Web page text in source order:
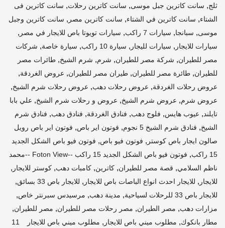
ثلج, سانت كاترين جبل موسى, سانت كاترين رحلات, سانت كاترين فى
الشتاء, سانت كاترين في الشتاء, سانت كاترين مصر , سانت كاترين وجبل
موسى, سبانجا, سيارات 7 راكب , سيارات تويوتا باص للايجار في مصر ,
سيارات للايجار , سيارات لليجار , سيارة 10 راكب , سيارة خاصة, شركات
مصر للطيران, شركة مصر للطيران, شرم, شرم الشيخ, طائرات مصر
للطيران, طائرة مصر للطيران, طيران مصر للطيران, عروض الغردقة,
عروض رحلات الغردقة, عروض رحلات دهب, عروض رحلات شرم الشيخ,
عروض شرم, عروض شرم الشيخ, عروض و رحلات شرم الشيخ, علي بابا
تايلند, عيوب هايس, فلوج دهب, فنادق الغردقة, فنادق دهب, فنادق شرم
الشيخ, فنادق شرم الشيخ 5 نجوم , فوتون اير باص, فوتون اير باص رويل
صالون ايجار باص كوستر , فوتون فيو باص, فوتون فيو باص الشكل الجديد
15 راكب
,
فوتون فيو باص الشكل الجديد 15 راكب --Foton View --محمد
ناظم السلامي, قصة مصر للطيران, كاترين, كامبات دهب, كوستر للايجار ,
للايجار , للايجار احدث انواع الباصات باص للايجار , للايجار باص 33 بسائق ,
للايجار باص 33 للرحلات لسياحية , مدينة دهب, مرسيدس سبرنتر خاص,
مزارات دهب, مصر الطيران, مصر رحلات مصر للطيران, مصر للطيران,
مطار بانكوك, مطلوب ميني باص للايجار ,
مطلوب ميني باص للايجار 11